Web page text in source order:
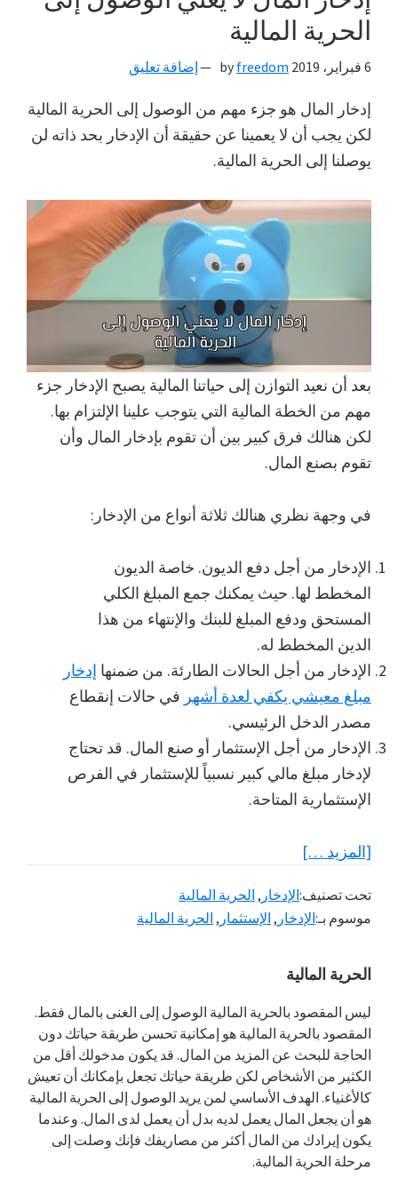
الحرية المالية
6 فبراير، 2019 freedom إضافة تعليق
إدخار المال هو جزء مهم من الوصول إلى الحرية المالية
لكن يجب أن لا يعمينا عن حقيقة أن الإدخار بحد ذاته لن
يوصلنا إلى الحرية المالية.
بعد أن نعيد التوازن إلى حياتنا المالية يصبح الإدخار جزء
مهم من الخطة المالية التي يتوجب علينا الإلتزام بها.
لكن هنالك فرق كبير بين أن تقوم بإدخار المال وأن
تقوم بصنع المال.
في وجهة نظري هنالك ثلاثة أنواع من الإدخار:
الإدخار من أجل دفع الديون. خاصة الديون
المخطط لها. حيث يمكنك جمع المبلغ الكلي
المستحق ودفع المبلغ للبنك والإنتهاء من هذا
الدين المخطط له.
الإدخار من أجل الحالات الطارئة. من ضمنها إدخار
مبلغ معيشي يكفي لعدة أشهر في حالات إنقطاع
مصدر الدخل الرئيسي.
الإدخار من أجل الإستثمار أو صنع المال. قد تحتاج
لإدخار مبلغ مالي كبير نسبياً للإستثمار في الفرص
الإستثمارية المتاحة.
[المزيد …]
لا
يعني
إلى
الحرية
المالية
تحت تصنيف:الإدخار , الحرية المالية
موسوم بـ:الإدخار , الإستثمار , الحرية المالية
القائمة
الجانبية
الرئيسية
الحرية المالية
ليس المقصود بالحرية المالية الوصول إلى الغنى بالمال فقط.
المقصود بالحرية المالية هو إمكانية تحسن طريقة حياتك دون
الحاجة للبحث عن المزيد من المال. قد يكون مدخولك أقل من
الكثير من الأشخاص لكن طريقة حياتك تجعل بإمكانك أن تعيش
كالأغنياء. الهدف الأساسي لمن يريد الوصول إلى الحرية المالية
هو أن يجعل المال يعمل لديه بدل أن يعمل لدى المال. وعندما
يكون إيرادك من المال أكثر من مصاريفك فإنك وصلت إلى
مرحلة الحرية المالية.